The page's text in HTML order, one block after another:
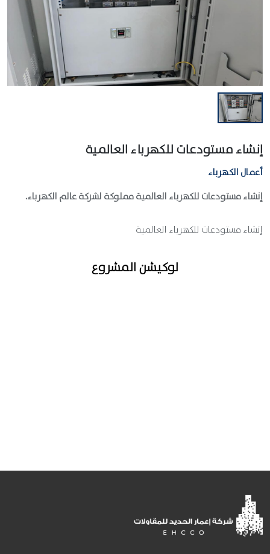
إنشاء مستودعات للكهرباء العالمية
أعمال الكهرباء
إنشاء مستودعات للكهرباء العالمية مملوكة لشركة عالم الكهرباء.
إنشاء مستودعات للكهرباء العالمية
لوكيشن المشروع